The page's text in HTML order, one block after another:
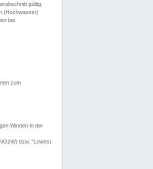
gültig.
(Hochwasser)
bei
zum
Winden in der
bzw. "Lowest